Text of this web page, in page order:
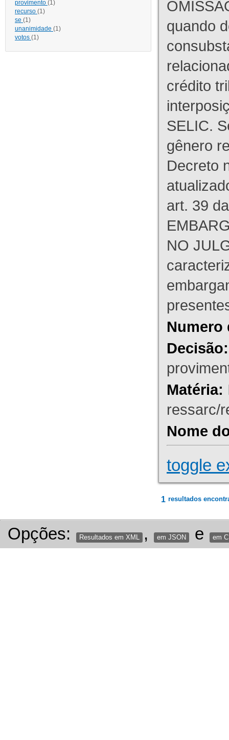
provimento (1)
recurso (1)
se (1)
unanimidade (1)
votos (1)
quando
crédito
SELIC.
gênero
Decreto
art. 39
NO
Numero
Decisão:
Matéria:
ressarc/
Nome
toggle
1 resultados
Opções: Resultados em XML , em JSON e em